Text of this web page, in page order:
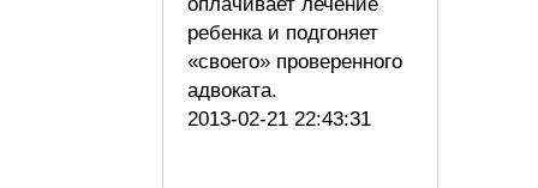
ребенка и подгоняет
«своего» проверенного
адвоката.
2013-02-21 22:43:31